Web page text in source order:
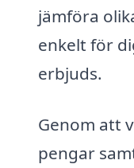
jämföra
enkelt för
erbjuds.
Genom att
pengar